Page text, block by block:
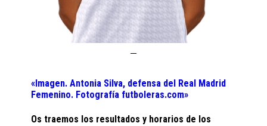
«Imagen.Antonia Silva, defensa del Real Madrid
Femenino. Fotografía futboleras.com»
Os traemos los resultados y horarios de los